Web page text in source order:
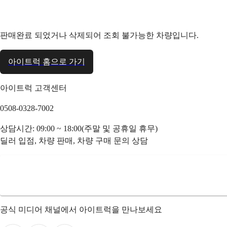
판매완료 되었거나 삭제되어 조회 불가능한 차량입니다.
아이트럭 홈으로 가기
아이트럭 고객센터
0508-0328-7002
상담시간: 09:00 ~ 18:00(주말 및 공휴일 휴무)
딜러 입점, 차량 판매, 차량 구매 문의 상담
공식 미디어 채널에서 아이트럭을 만나보세요